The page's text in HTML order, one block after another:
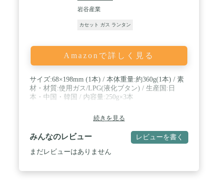
岩谷産業
カセット ガス ランタン
Amazonで詳しく見る
サイズ:68×198mm (1本) / 本体重量:約360g(1本) / 素
材・材質:使用ガス/LPG(液化ブタン) / 生産国:日
本・中国・韓国 / 内容量:250g×3本
続きを見る
みんなのレビュー レビューを書く
まだレビューはありません